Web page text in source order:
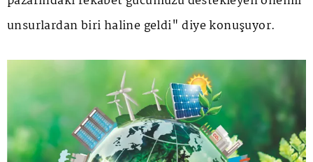
unsurlardan biri haline geldi" diye konuşuyor.